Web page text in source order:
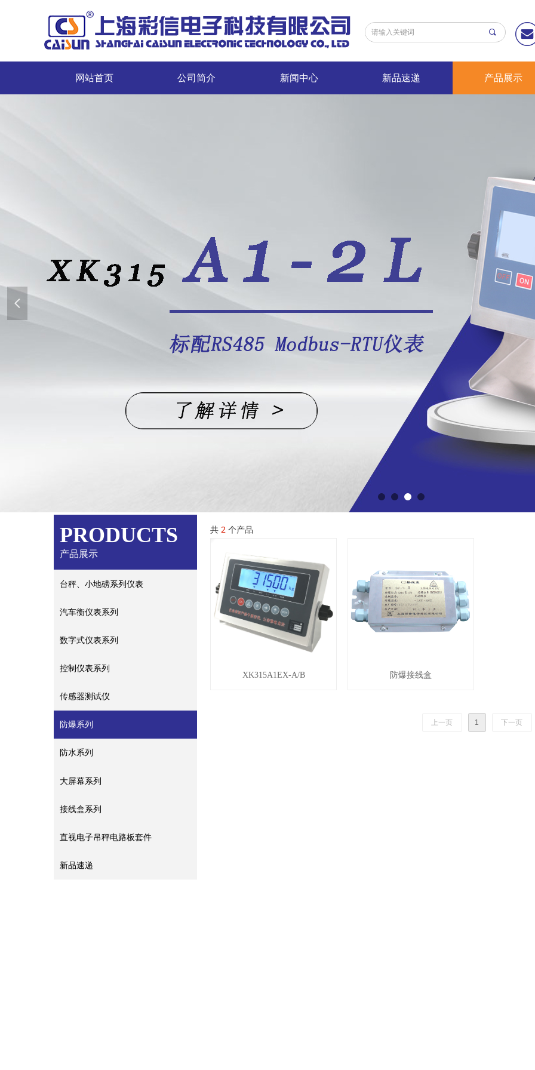
网站首页 公司简介 新闻中心 新品速递 产品展示
끠
PRODUCTS
产品展示
台秤、小地磅系列仪表
汽车衡仪表系列
数字式仪表系列
控制仪表系列
传感器测试仪
防爆系列
防水系列
大屏幕系列
接线盒系列
直视电子吊秤电路板套件
新品速递
共 2 个产品
XK315A1EX-A/B 防爆接线盒
上一页 1 下一页
넳